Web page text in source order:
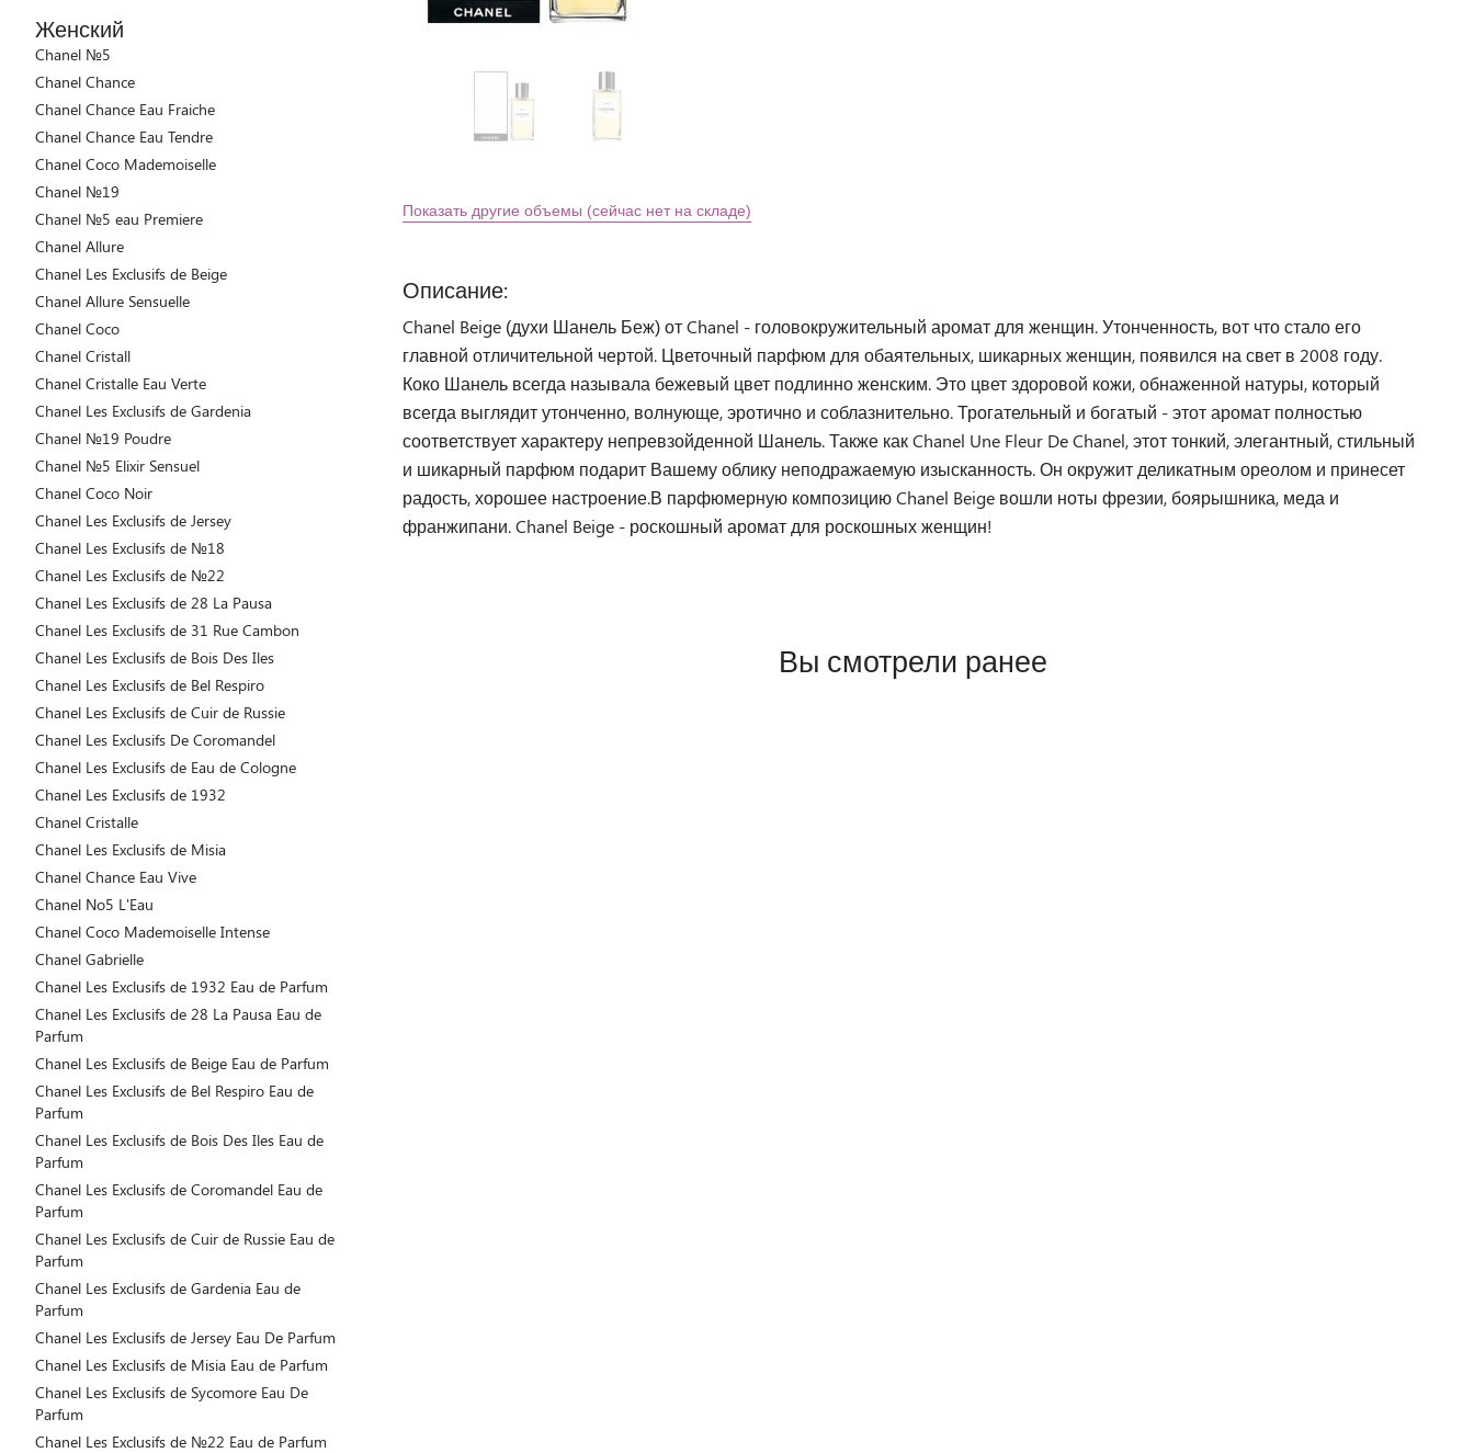
Женский
Chanel №5
Chanel Chance
Chanel Chance Eau Fraiche
Chanel Chance Eau Tendre
Chanel Coco Mademoiselle
Chanel №19
Chanel №5 eau Premiere
Chanel Allure
Chanel Les Exclusifs de Beige
Chanel Allure Sensuelle
Chanel Coco
Chanel Cristall
Chanel Cristalle Eau Verte
Chanel Les Exclusifs de Gardenia
Chanel №19 Poudre
Chanel №5 Elixir Sensuel
Chanel Coco Noir
Chanel Les Exclusifs de Jersey
Chanel Les Exclusifs de №18
Chanel Les Exclusifs de №22
Chanel Les Exclusifs de 28 La Pausa
Chanel Les Exclusifs de 31 Rue Cambon
Chanel Les Exclusifs de Bois Des Iles
Chanel Les Exclusifs de Bel Respiro
Chanel Les Exclusifs de Cuir de Russie
Chanel Les Exclusifs De Coromandel
Chanel Les Exclusifs de Eau de Cologne
Chanel Les Exclusifs de 1932
Chanel Cristalle
Chanel Les Exclusifs de Misia
Chanel Chance Eau Vive
Chanel No5 L'Eau
Chanel Coco Mademoiselle Intense
Chanel Gabrielle
Chanel Les Exclusifs de 1932 Eau de Parfum
Chanel Les Exclusifs de 28 La Pausa Eau de
Parfum
Chanel Les Exclusifs de Beige Eau de Parfum
Chanel Les Exclusifs de Bel Respiro Eau de
Parfum
Chanel Les Exclusifs de Bois Des Iles Eau de
Parfum
Chanel Les Exclusifs de Coromandel Eau de
Parfum
Chanel Les Exclusifs de Cuir de Russie Eau de
Parfum
Chanel Les Exclusifs de Gardenia Eau de
Parfum
Chanel Les Exclusifs de Jersey Eau De Parfum
Chanel Les Exclusifs de Misia Eau de Parfum
Chanel Les Exclusifs de Sycomore Eau De
Parfum
Chanel Les Exclusifs de №22 Eau de Parfum
Показать другие объемы (сейчас нет на складе)
Описание:
Chanel Beige (духи Шанель Беж) от Chanel - головокружительный аромат для женщин. Утонченность, вот что стало его
главной отличительной чертой. Цветочный парфюм для обаятельных, шикарных женщин, появился на свет в 2008 году.
Коко Шанель всегда называла бежевый цвет подлинно женским. Это цвет здоровой кожи, обнаженной натуры, который
всегда выглядит утонченно, волнующе, эротично и соблазнительно. Трогательный и богатый - этот аромат полностью
соответствует характеру непревзойденной Шанель. Также как Chanel Une Fleur De Chanel, этот тонкий, элегантный, стильный
и шикарный парфюм подарит Вашему облику неподражаемую изысканность. Он окружит деликатным ореолом и принесет
радость, хорошее настроение.В парфюмерную композицию Chanel Beige вошли ноты фрезии, боярышника, меда и
франжипани. Chanel Beige - роскошный аромат для роскошных женщин!
Вы смотрели ранее